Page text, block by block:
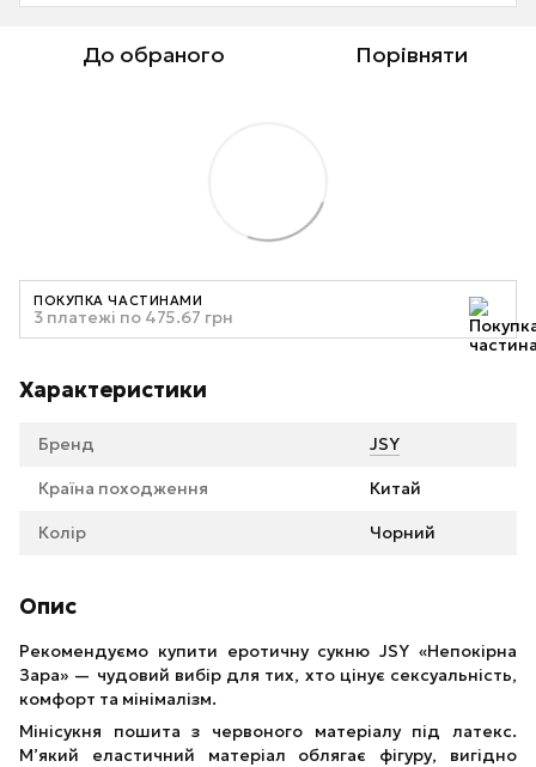
До обраного Порівняти
ПОКУПКА ЧАСТИНАМИ
3 платежі по 475.67 грн
Характеристики
Бренд JSY
Країна походження Китай
Колір Чорний
Опис
Рекомендуємо купити еротичну сукню JSY «Непокірна
Зара» — чудовий вибір для тих, хто цінує сексуальність,
комфорт та мінімалізм.
Мінісукня пошита з червоного матеріалу під латекс.
М’який еластичний матеріал облягає фігуру, вигідно